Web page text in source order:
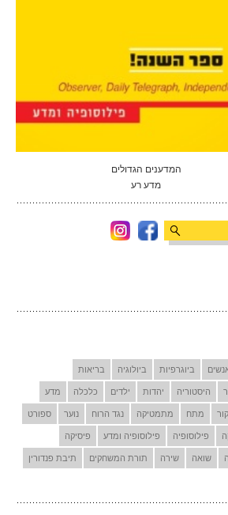
ביוגרפיות ביולוגיה בריאות
היסטוריה יהדות ילדים כלכלה מדע
מתח מתמטיקה נגד הרוח נוער ספורט
פילוסופיה פילוסופיה ומדע פיסיקה
שואה שירה תורת המשחקים תיבת פנדורין
המדענים הגדולים
מדע רע